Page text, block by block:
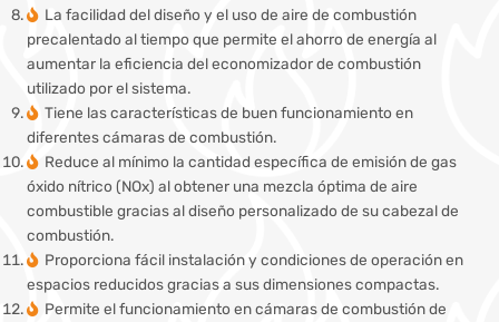
La facilidad del diseño y el uso de aire de combustión
precalentado al tiempo que permite el ahorro de energía al
aumentar la eficiencia del economizador de combustión
utilizado por el sistema.
Tiene las características de buen funcionamiento en
diferentes cámaras de combustión.
Reduce al mínimo la cantidad específica de emisión de gas
óxido nítrico (NOx) al obtener una mezcla óptima de aire
combustible gracias al diseño personalizado de su cabezal de
combustión.
Proporciona fácil instalación y condiciones de operación en
espacios reducidos gracias a sus dimensiones compactas.
Permite el funcionamiento en cámaras de combustión de